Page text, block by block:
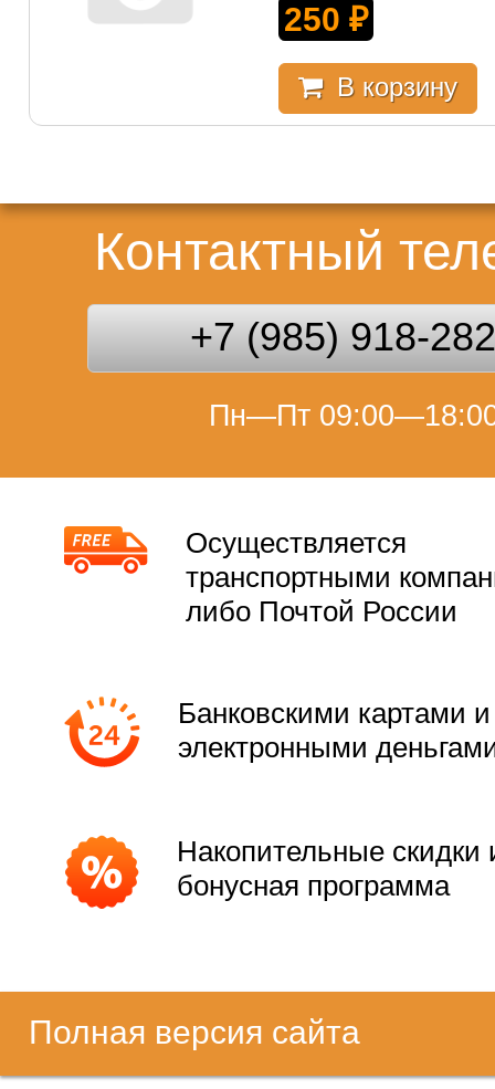
250 ₽
В корзину
Контактный
+7 (985) 918-
Пн—Пт
Осуществляется
транспортными
либо Почтой России
Банковскими картами и
электронными
Накопительные скидки
бонусная программа
Полная версия сайта